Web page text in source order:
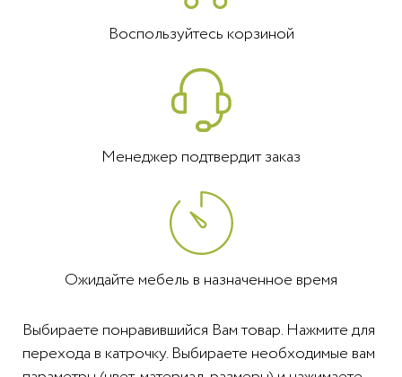
Воспользуйтесь корзиной
Менеджер подтвердит заказ
Ожидайте мебель в назначенное время
Выбираете понравившийся Вам товар. Нажмите для
перехода в катрочку. Выбираете необходимые вам